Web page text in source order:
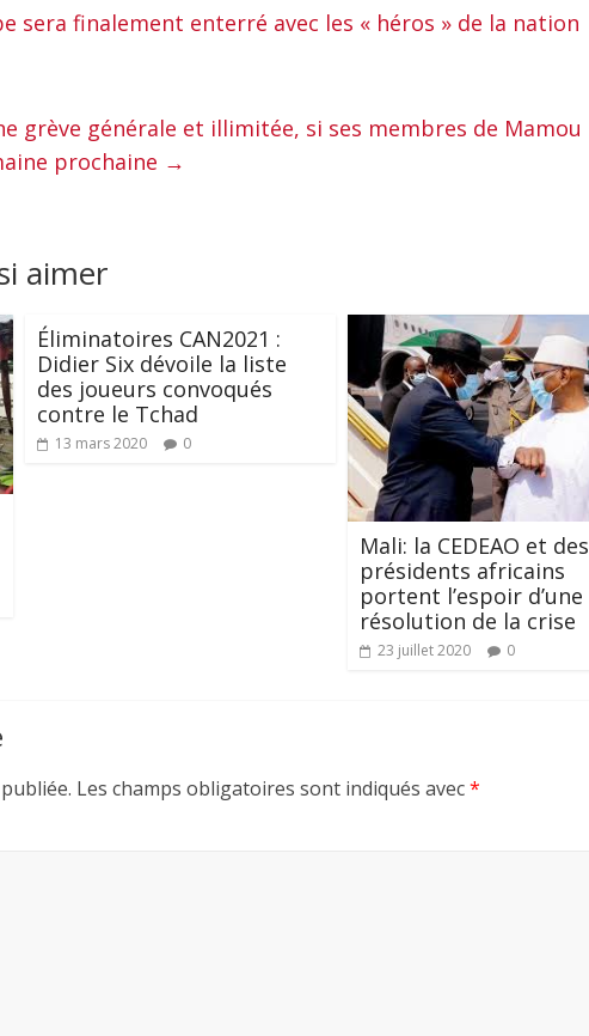
sera finalement enterré avec les « héros » de la nation
grève générale et illimitée, si ses membres de Mamou
prochaine →
aimer
Éliminatoires CAN2021 :
Didier Six dévoile la liste
des joueurs convoqués
contre le Tchad
13 mars 2020 0
Mali: la CEDEAO et des
présidents africains
portent l’espoir d’une
résolution de la crise
23 juillet 2020 0
Les champs obligatoires sont indiqués avec*